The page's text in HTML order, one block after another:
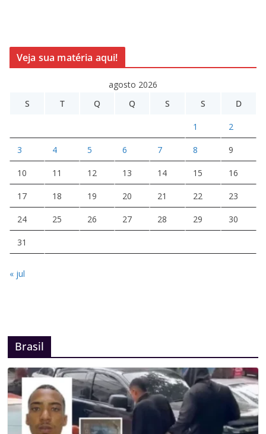
Veja sua matéria aqui!
agosto 2026
S
T Q Q S S D
1 2
3 4 5 6 7 8 9
10 11 12 13 14 15 16
17 18 19 20 21 22 23
24 25 26 27 28 29 30
31
« jul
Brasil